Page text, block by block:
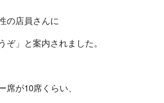
の店員さんに
ぞ」と案内されました。
が10席くらい、